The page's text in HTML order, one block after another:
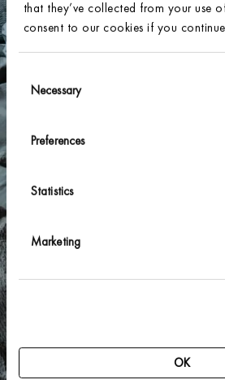
that they’ve collected from your use
consent to our cookies if you
Selection
Necessary
Preferences
Statistics
Marketing
OK